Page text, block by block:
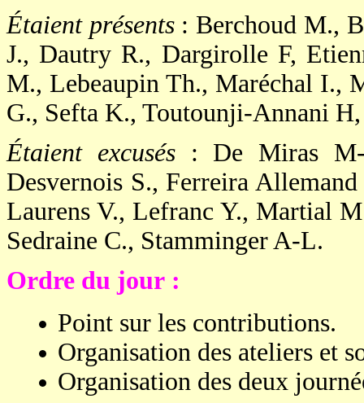
Étaient présents : Berchoud M.,
J., Dautry R., Dargirolle F,
M., Lebeaupin Th., Maréchal I.,
G., Sefta K., Toutounji-Annani
Étaient excusés: De Miras M-
Desvernois S., Ferreira
Laurens V., Lefranc Y., Martial
Sedraine C., Stamminger A-L.
Ordre du jour :
Point sur les contributions.
Organisation des ateliers et
Organisation des deux